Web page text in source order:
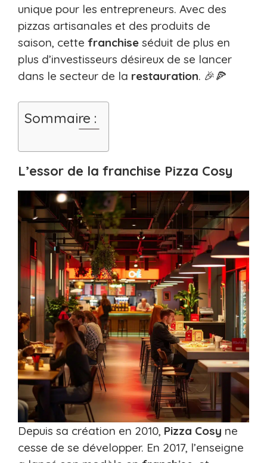
unique pour les entrepreneurs. Avec des
pizzas artisanales et des produits de
saison, cette franchise séduit de plus en
plus d’investisseurs désireux de se lancer
dans le secteur de la restauration. 🎉🍕
Sommaire :
L’essor de la franchise Pizza Cosy
Depuis sa création en 2010, Pizza Cosy ne
cesse de se développer. En 2017, l’enseigne